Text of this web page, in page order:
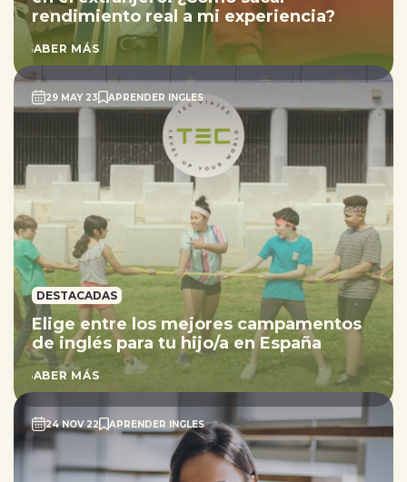
rendimiento real a mi experiencia?
SABER MÁS
29 MAY 23 APRENDER INGLES
DESTACADAS
Elige entre los mejores campamentos
de inglés para tu hijo/a en España
SABER MÁS
24 NOV 22 APRENDER INGLES